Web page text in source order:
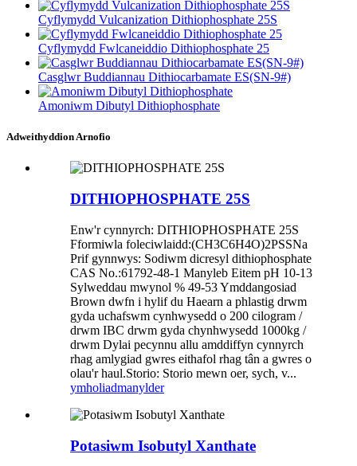
Cyflymydd Vulcanization Dithiophosphate 25S
Cyflymydd Fwlcaneiddio Dithiophosphate 25
Casglwr Buddiannau Dithiocarbamate ES(SN-9#)
Amoniwm Dibutyl Dithiophosphate
Adweithyddion Arnofio
DITHIOPHOSPHATE 25S
Enw'r cynnyrch: DITHIOPHOSPHATE 25S
Fformiwla foleciwlaidd:(CH3C6H4O)2PSSNa
Prif gynnwys: Sodiwm dicresyl dithiophosphate
CAS No.:61792-48-1 Manyleb Eitem pH 10-13
Sylweddau mwynol % 49-53 Ymddangosiad
Brown dwfn i hylif du Haearn a phlastig drwm
gyda uchafswm cynhwysedd o 200 cilogram /
drwm IBC drwm gyda chynhwysedd 1000kg /
drwm Dylai pecynnu allu amddiffyn cynnyrch
rhag amlygiad gwres eithafol rhag tân a gwres o
olau'r haul.Storio: Storio mewn oer, sych, v...
ymholiadmanylder
Potasiwm Isobutyl Xanthate